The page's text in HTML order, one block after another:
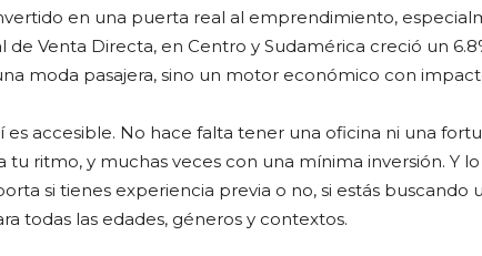
en una puerta real al emprendimiento,
Venta Directa, en Centro y Sudamérica creció un
moda pasajera, sino un motor económico con
accesible. No hace falta tener una oficina ni una
tu ritmo, y muchas veces con una mínima inversión. Y
si tienes experiencia previa o no, si estás buscando
todas las edades, géneros y contextos.